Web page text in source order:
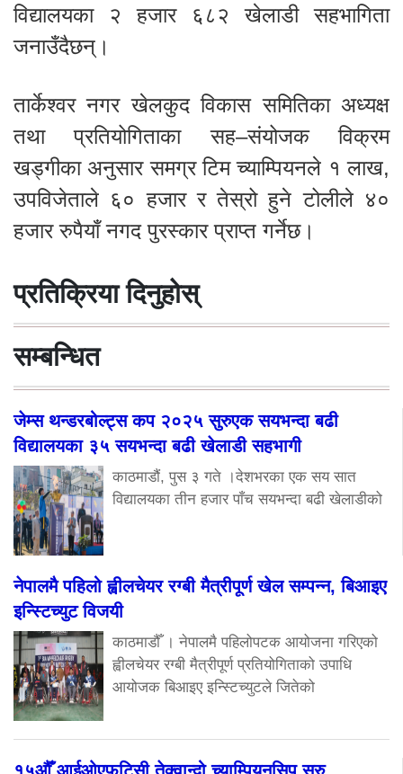
विद्यालयका २ हजार ६८२ खेलाडी सहभागिता
जनाउँदैछन्।
तार्केश्वर नगर खेलकुद विकास समितिका अध्यक्ष
तथा प्रतियोगिताका सह–संयोजक विक्रम
खड्गीका अनुसार समग्र टिम च्याम्पियनले १ लाख,
उपविजेताले ६० हजार र तेस्रो हुने टोलीले ४०
हजार रुपैयाँ नगद पुरस्कार प्राप्त गर्नेछ।
प्रतिक्रिया दिनुहोस्
सम्बन्धित
जेम्स थन्डरबोल्ट्स कप २०२५ सुरुएक सयभन्दा बढी
विद्यालयका ३५ सयभन्दा बढी खेलाडी सहभागी
काठमाडौं, पुस ३ गते ।देशभरका एक सय सात
विद्यालयका तीन हजार पाँच सयभन्दा बढी खेलाडीको
नेपालमै पहिलो ह्वीलचेयर रग्बी मैत्रीपूर्ण खेल सम्पन्न, बिआइए
इन्स्टिच्युट विजयी
काठमाडौँ । नेपालमै पहिलोपटक आयोजना गरिएको
ह्वीलचेयर रग्बी मैत्रीपूर्ण प्रतियोगिताको उपाधि
आयोजक बिआइए इन्स्टिच्युटले जितेको